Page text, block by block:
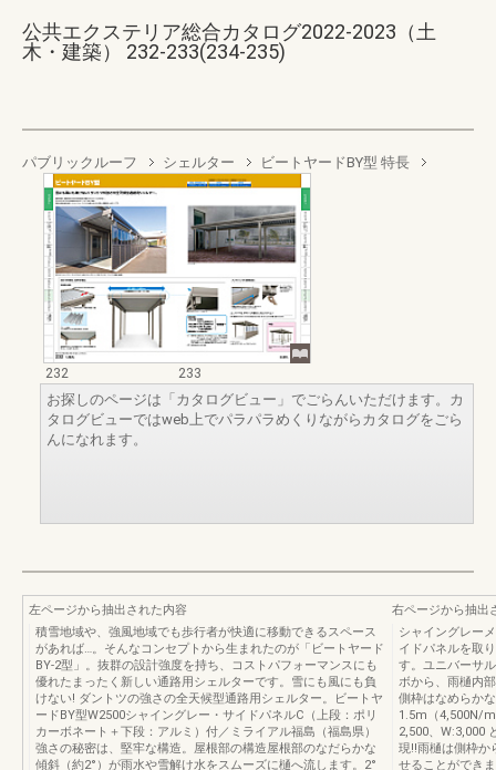
公共エクステリア総合カタログ2022-2023（土
木・建築） 232-233(234-235)
パブリックルーフ シェルター ビートヤードBY型 特長
232
233
お探しのページは「カタログビュー」でごらんいただけます。カ
タログビューではweb上でパラパラめくりながらカタログをごら
んになれます。
左ページから抽出された内容
積雪地域や、強風地域でも歩行者が快適に移動できるスペース
があれば…。そんなコンセプトから生まれたのが「ビートヤード
BY-2型」。抜群の設計強度を持ち、コストパフォーマンスにも
優れたまったく新しい通路用シェルターです。雪にも風にも負
けない! ダントツの強さの全天候型通路用シェルター。ビートヤ
ードBY型W2500シャイングレー・サイドパネルC（上段：ポリ
カーボネート＋下段：アルミ）付／ミライアル福島（福島県）
強さの秘密は、堅牢な構造。屋根部の構造屋根部のなだらかな
傾斜（約2°）が雨水や雪解け水をスムーズに樋へ流します。2°
右ページから抽出
シャイングレー
イドパネルを取
す。ユニバーサ
ボから、雨樋内
側枠はなめらか
1.5m（4,500N/
2,500、W:3,000
現!!雨樋は側枠か
せることができ